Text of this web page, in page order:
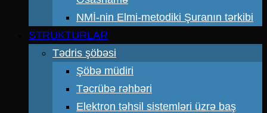
NMİ-nin Elmi-metodiki Şuranın tərkibi
STRUKTURLAR
Tədris şöbəsi
Şöbə müdiri
Təcrübə rəhbəri
Elektron təhsil sistemləri üzrə baş